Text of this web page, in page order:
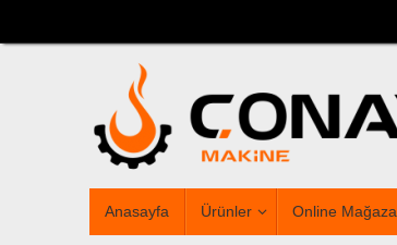
Anasayfa Ürünler Online Mağaza